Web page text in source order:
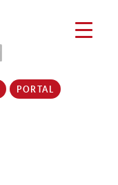
PORTAL